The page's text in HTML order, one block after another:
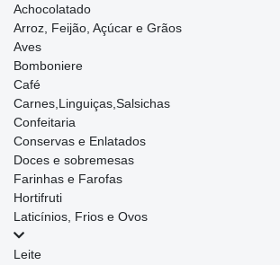
Achocolatado
Arroz, Feijão, Açúcar e Grãos
Aves
Bomboniere
Café
Carnes,Linguiças,Salsichas
Confeitaria
Conservas e Enlatados
Doces e sobremesas
Farinhas e Farofas
Hortifruti
Laticínios, Frios e Ovos
Leite